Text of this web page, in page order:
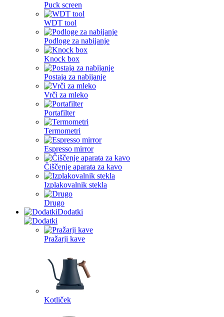
Puck screen
WDT tool
Podloge za nabijanje
Knock box
Postaja za nabijanje
Vrči za mleko
Portafilter
Termometri
Espresso mirror
Čiščenje aparata za kavo
Izplakovalnik stekla
Drugo
Dodatki
Pražarji kave
Kotliček